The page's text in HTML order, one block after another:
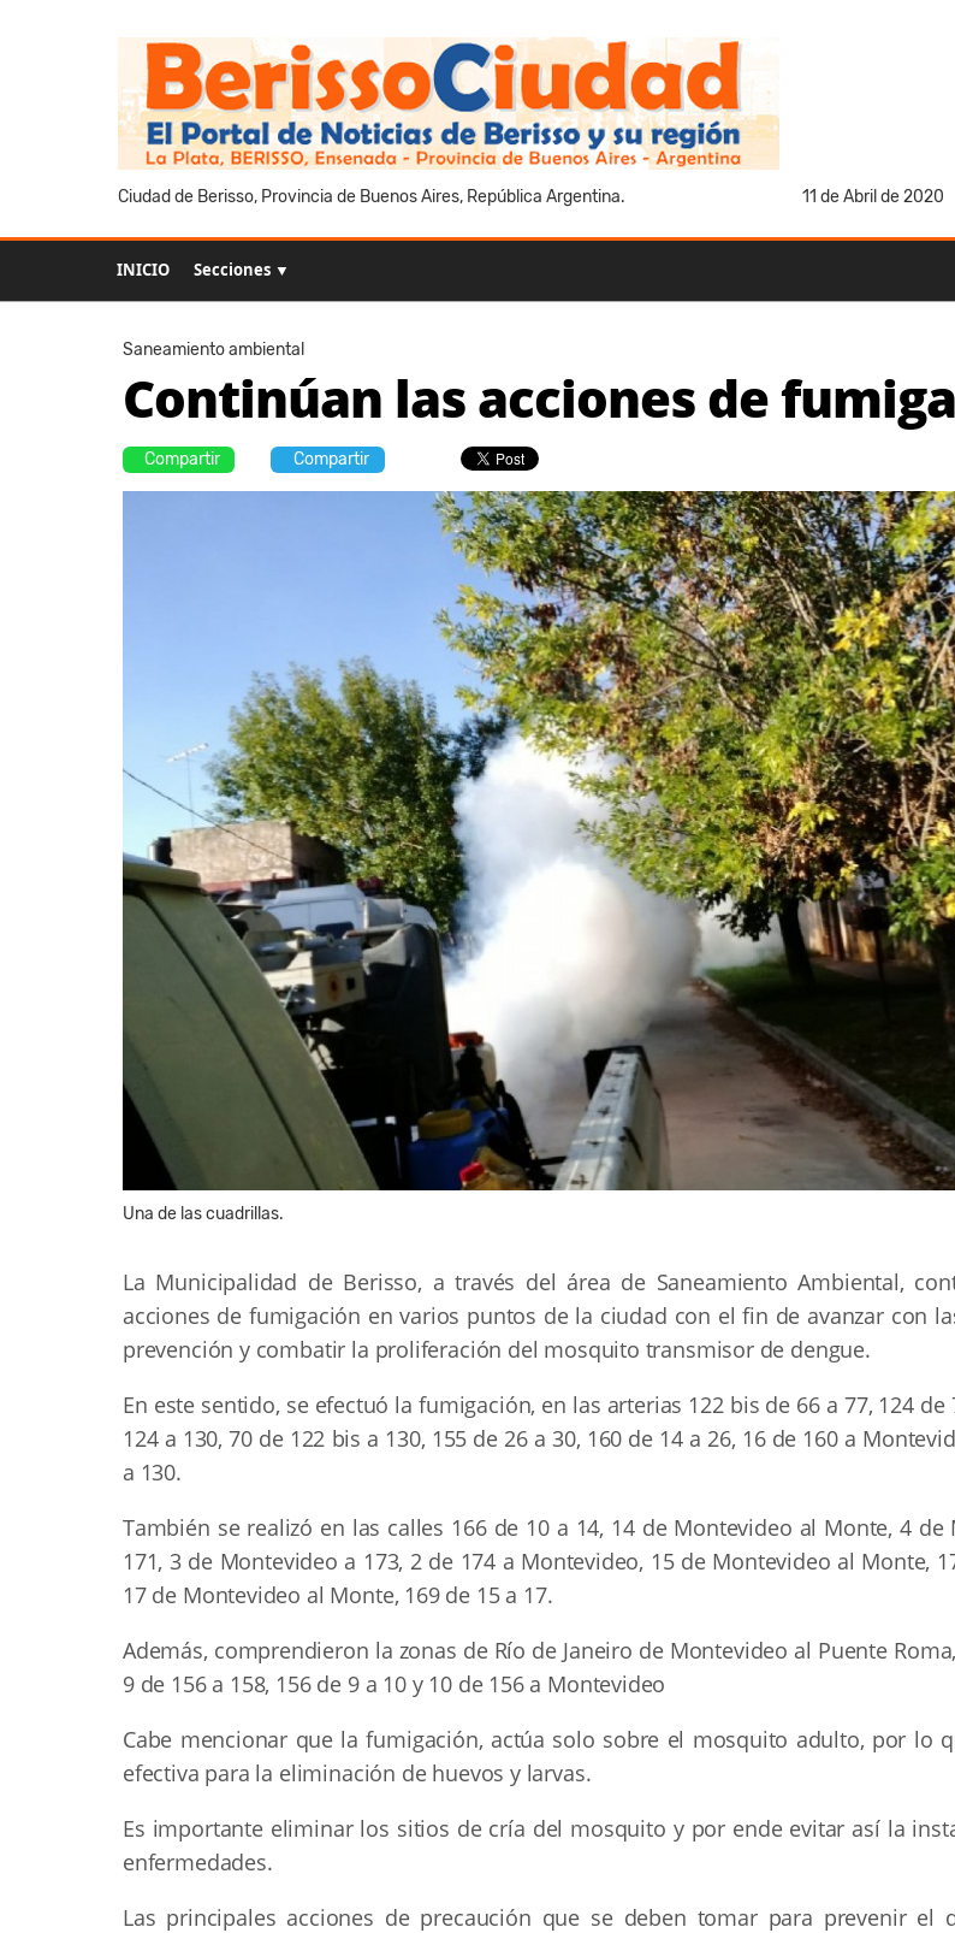
Ciudad de Berisso, Provincia de Buenos Aires, República Argentina. 11 de Abril de 2020
INICIO Secciones ▼
Saneamiento ambiental
Continúan las acciones de
Compartir Compartir
Una de las cuadrillas.
La Municipalidad de Berisso, a través del área de Saneamiento Ambiental,
acciones de fumigación en varios puntos de la ciudad con el fin de avanzar con
prevención y combatir la proliferación del mosquito transmisor de dengue.
En este sentido, se efectuó la fumigación, en las arterias 122 bis de 66 a 77, 124 de
124 a 130, 70 de 122 bis a 130, 155 de 26 a 30, 160 de 14 a 26, 16 de 160 a
a 130.
También se realizó en las calles 166 de 10 a 14, 14 de Montevideo al Monte, 4 de
171, 3 de Montevideo a 173, 2 de 174 a Montevideo, 15 de Montevideo al Monte,
17 de Montevideo al Monte, 169 de 15 a 17.
Además, comprendieron la zonas de Río de Janeiro de Montevideo al Puente
9 de 156 a 158, 156 de 9 a 10 y 10 de 156 a Montevideo
Cabe mencionar que la fumigación, actúa solo sobre el mosquito adulto, por lo
efectiva para la eliminación de huevos y larvas.
Es importante eliminar los sitios de cría del mosquito y por ende evitar así la
enfermedades.
Las principales acciones de precaución que se deben tomar para prevenir el